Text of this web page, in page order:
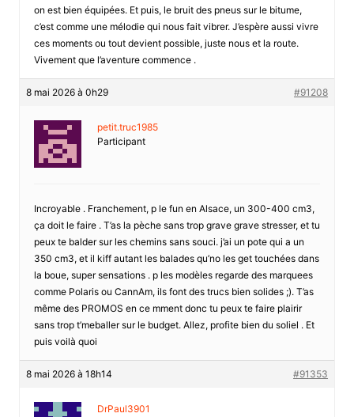
on est bien équipées. Et puis, le bruit des pneus sur le bitume,
c’est comme une mélodie qui nous fait vibrer. J’espère aussi vivre
ces moments ou tout devient possible, juste nous et la route.
Vivement que l’aventure commence .
8 mai 2026 à 0h29 #91208
petit.truc1985
Participant
Incroyable . Franchement, p le fun en Alsace, un 300-400 cm3,
ça doit le faire . T’as la pèche sans trop grave grave stresser, et tu
peux te balder sur les chemins sans souci. j’ai un pote qui a un
350 cm3, et il kiff autant les balades qu’no les get touchées dans
la boue, super sensations . p les modèles regarde des marquees
comme Polaris ou CannAm, ils font des trucs bien solides ;). T’as
même des PROMOS en ce mment donc tu peux te faire plairir
sans trop t’meballer sur le budget. Allez, profite bien du soliel . Et
puis voilà quoi
8 mai 2026 à 18h14 #91353
DrPaul3901